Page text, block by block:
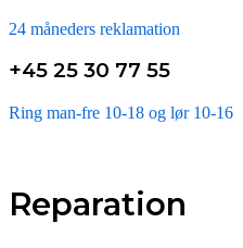
24 måneders reklamation
+45 25 30 77 55
Ring man-fre 10-18 og lør 10-16
Reparation